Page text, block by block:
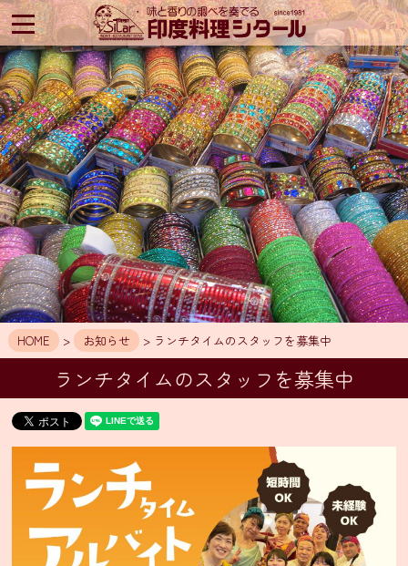
印
度
料
理
シ
タ
ー
ル
HOME
ア
ク
セ
ス
お
知
ら
メ
ニ
ュ
ー・
HOME > お知らせ > ランチタイムのスタッフを募集中
ランチタイムのスタッフを募集中